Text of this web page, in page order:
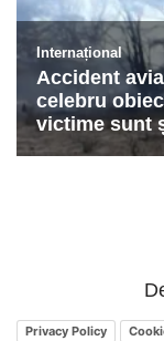
Privacy Policy